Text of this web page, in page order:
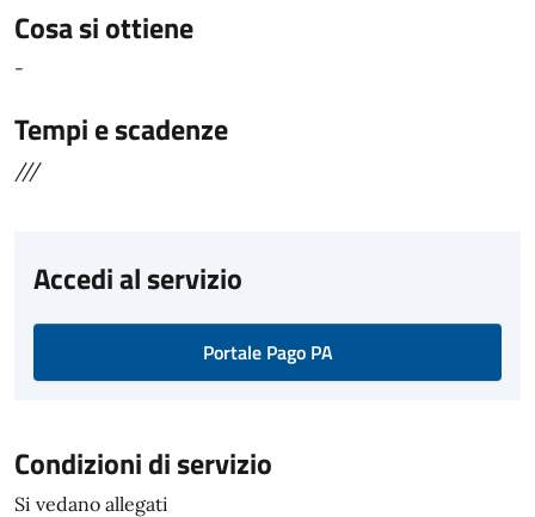
Cosa si ottiene
-
Tempi e scadenze
///
Accedi al servizio
Portale Pago PA
Condizioni di servizio
Si vedano allegati